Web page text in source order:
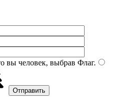
вы человек, выбрав Флаг.